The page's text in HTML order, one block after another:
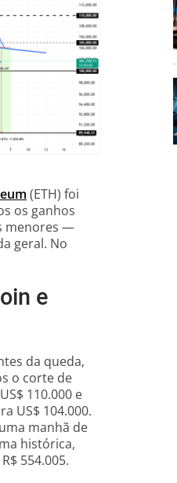
(ETH) foi
os ganhos
menores —
geral. No
e
da queda,
o corte de
110.000 e
US$ 104.000.
manhã de
histórica,
554.005.